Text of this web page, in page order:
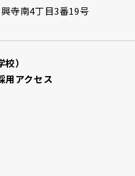
寺南4丁目3番19号
）
用アクセス